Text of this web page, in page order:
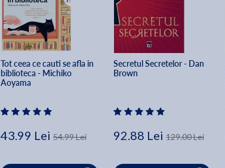
Tot ceea ce cauti se afla in
biblioteca - Michiko
Aoyama
43.99 Lei 54.99 Lei
Secretul Secretelor - Dan
Brown
92.88 Lei 129.00 Lei